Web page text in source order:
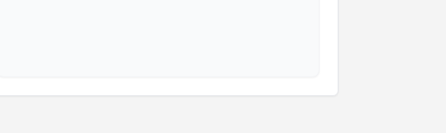
Takvim Talebini Gönder